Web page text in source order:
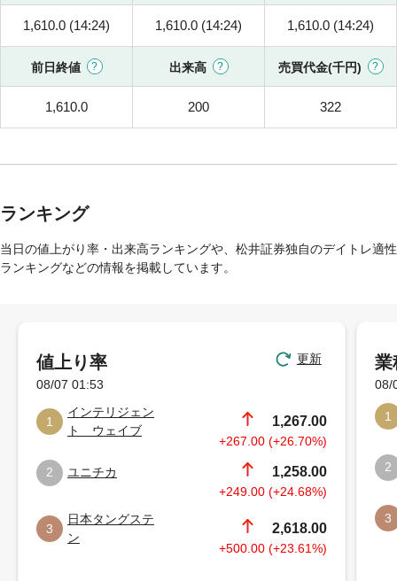
1,610.0 (14:24) 1,610.0 (14:24) 1,610.0 (14:24)
前日終値 出来高 売買代金(千円)
1,610.0 200 322
ランキング
当日の値上がり率・出来高ランキングや、松井証券独自のデイトレ適性
ランキングなどの情報を掲載しています。